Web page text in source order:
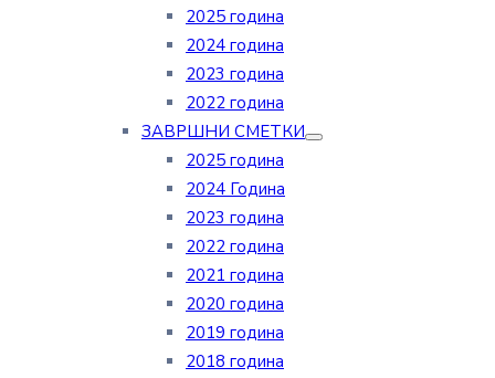
2025 година
2024 година
2023 година
2022 година
ЗАВРШНИ СМЕТКИ
2025 година
2024 Година
2023 година
2022 година
2021 година
2020 година
2019 година
2018 година